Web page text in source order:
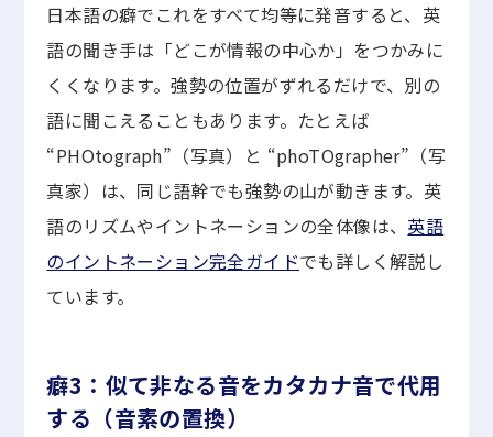
日本語の癖でこれをすべて均等に発音すると、英
語の聞き手は「どこが情報の中心か」をつかみに
くくなります。強勢の位置がずれるだけで、別の
語に聞こえることもあります。たとえば
“PHOtograph”（写真）と “phoTOgrapher”（写
真家）は、同じ語幹でも強勢の山が動きます。英
語のリズムやイントネーションの全体像は、 英語
のイントネーション完全ガイドでも詳しく解説し
ています。
癖3：似て非なる音をカタカナ音で代用
する（音素の置換）